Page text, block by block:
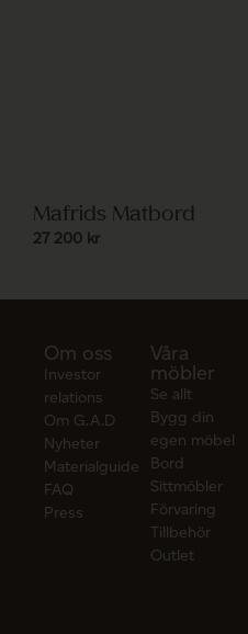
Mafrids Matbord
27 200 kr
Om oss
Investor
relations
Om G.A.D
Nyheter
Materialguide
FAQ
Press
Våra
möbler
Se allt
Bygg din
egen möbel
Bord
Sittmöbler
Förvaring
Tillbehör
Outlet